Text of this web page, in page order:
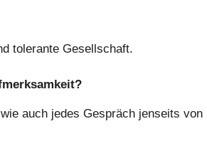
tolerante Gesellschaft.
auch jedes Gespräch jenseits von